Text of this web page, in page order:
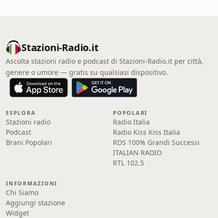
Stazioni-Radio.it
Ascolta stazioni radio e podcast di Stazioni-Radio.it per città,
genere o umore — gratis su qualsiasi dispositivo.
ESPLORA
Stazioni radio
Podcast
Brani Popolari
POPOLARI
Radio Italia
Radio Kiss Kiss Italia
RDS 100% Grandi Successi
ITALIAN RADIO
RTL 102.5
INFORMAZIONI
Chi Siamo
Aggiungi stazione
Widget